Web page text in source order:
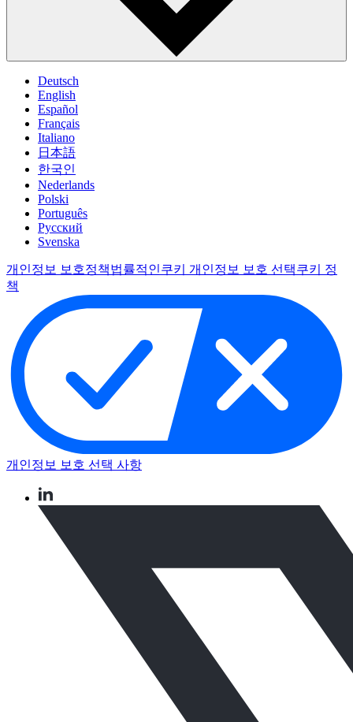
Deutsch
English
Español
Français
Italiano
日本語
한국인
Nederlands
Polski
Português
Pусский
Svenska
개인정보 보호정책법률적인쿠키 개인정보 보호 선택쿠키 정
책
개인정보 보호 선택 사항